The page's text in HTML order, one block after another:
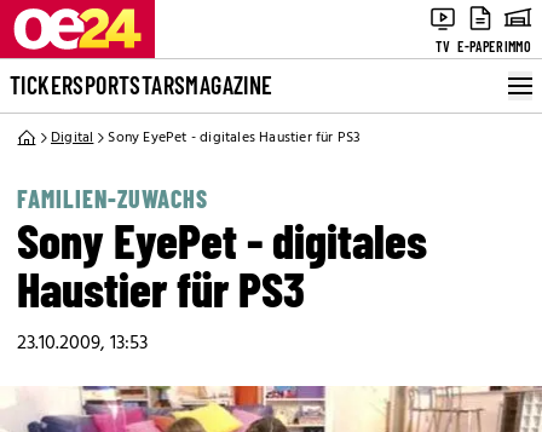
TV E-PAPERIMMO
TICKERSPORTSTARSMAGAZINE
Digital Sony EyePet - digitales Haustier für PS3
FAMILIEN-ZUWACHS
Sony EyePet - digitales
Haustier für PS3
23.10.2009, 13:53